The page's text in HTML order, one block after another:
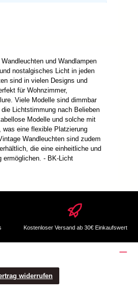
und Wandlampen
nostalgisches Licht in jeden
sind in vielen Designs und
für Wohnzimmer,
Viele Modelle sind dimmbar
Lichtstimmung nach Belieben
Modelle und solche mit
was eine flexible Platzierung
Wandleuchten sind zudem
die eine einheitliche und
ermöglichen. - BK-Licht
Kostenloser Versand ab 30€ Einkaufswert
widerrufen